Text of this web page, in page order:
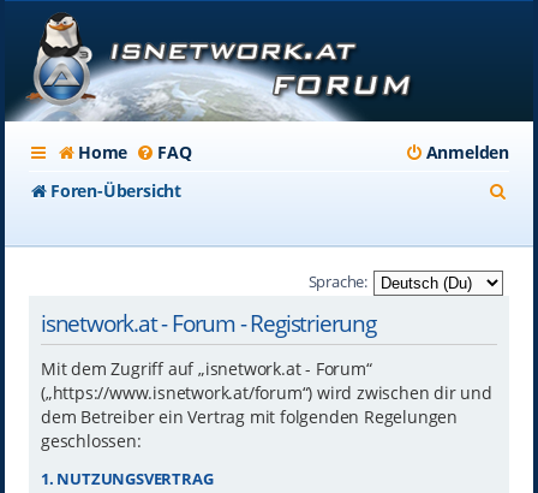
Home FAQ
Anmelden
Foren-Übersicht
Sprache:
isnetwork.at - Forum - Registrierung
Mit dem Zugriff auf „isnetwork.at - Forum“
(„https://www.isnetwork.at/forum“) wird zwischen dir und
dem Betreiber ein Vertrag mit folgenden Regelungen
geschlossen:
1. NUTZUNGSVERTRAG